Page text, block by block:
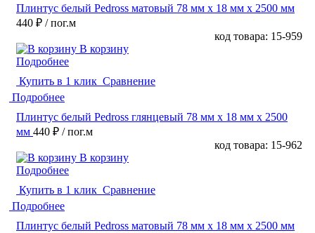
Плинтус белый Pedross матовый 78 мм х 18 мм х 2500 мм
440 ₽ / пог.м
код товара: 15-959
В корзину
Подробнее
Купить в 1 клик Сравнение
Подробнее
Плинтус белый Pedross глянцевый 78 мм х 18 мм х 2500
мм 440 ₽ / пог.м
код товара: 15-962
В корзину
Подробнее
Купить в 1 клик Сравнение
Подробнее
Плинтус белый Pedross матовый 78 мм х 18 мм х 2500 мм